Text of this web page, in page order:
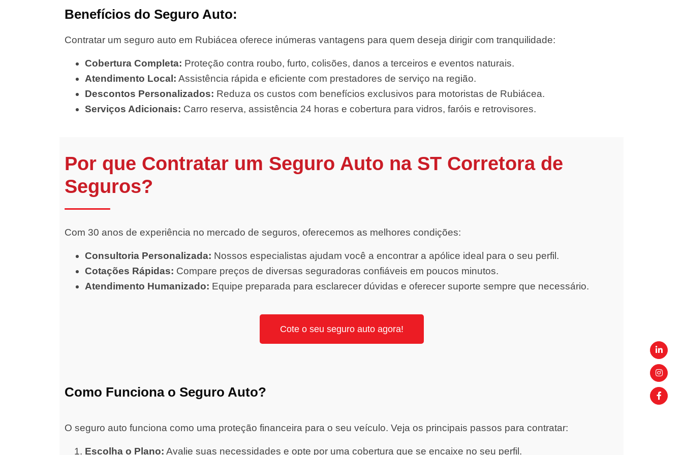
Benefícios do Seguro Auto:
Contratar um seguro auto em Rubiácea oferece inúmeras vantagens para quem deseja dirigir com tranquilidade:
Cobertura Completa: Proteção contra roubo, furto, colisões, danos a terceiros e eventos naturais.
Atendimento Local: Assistência rápida e eficiente com prestadores de serviço na região.
Descontos Personalizados: Reduza os custos com benefícios exclusivos para motoristas de Rubiácea.
Serviços Adicionais: Carro reserva, assistência 24 horas e cobertura para vidros, faróis e retrovisores.
Por que Contratar um Seguro Auto na ST Corretora de
Seguros?
Com 30 anos de experiência no mercado de seguros, oferecemos as melhores condições:
Consultoria Personalizada: Nossos especialistas ajudam você a encontrar a apólice ideal para o seu perfil.
Cotações Rápidas: Compare preços de diversas seguradoras confiáveis em poucos minutos.
Atendimento Humanizado: Equipe preparada para esclarecer dúvidas e oferecer suporte sempre que necessário.
Cote o seu seguro auto agora!
Como Funciona o Seguro Auto?
O seguro auto funciona como uma proteção financeira para o seu veículo. Veja os principais passos para contratar:
Escolha o Plano: Avalie suas necessidades e opte por uma cobertura que se encaixe no seu perfil.